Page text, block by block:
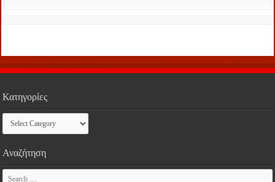
Κατηγορίες
Κατηγορίες
Αναζήτηση